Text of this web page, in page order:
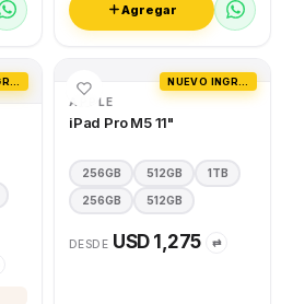
Agregar
APPLE
iPad Pro M5 11"
256GB 512GB 1TB
256GB 512GB
DESDE USD 1,275 ⇄